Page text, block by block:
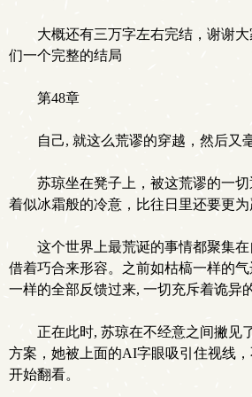
大概还有三万字左右完结，谢谢
们一个完整的结局
第48章
自己, 就这么荒谬的穿越，然后又
苏琼坐在凳子上，被这荒谬的一
着似冰霜般的冷意，比往日里还要更为
这个世界上最荒诞的事情都聚集
借着巧合来形容。之前如枯槁一样的
一样的全部反馈过来, 一切充斥着诡异
正在此时, 苏琼在不经意之间撇见
方案，她被上面的AI字眼吸引住视线
开始翻看。